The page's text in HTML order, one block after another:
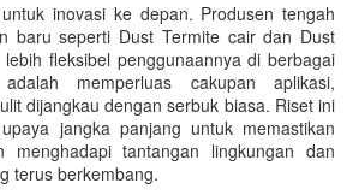
inovasi ke depan. Produsen tengah
baru seperti Dust Termite cair dan Dust
fleksibel penggunaannya di berbagai
memperluas cakupan aplikasi,
dijangkau dengan serbuk biasa. Riset ini
jangka panjang untuk memastikan
menghadapi tantangan lingkungan dan
terus berkembang.